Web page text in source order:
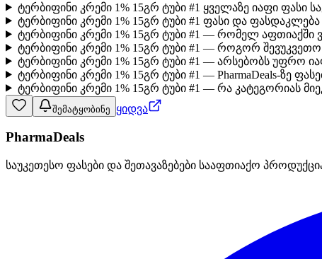
ტერბიფინი კრემი 1% 15გრ ტუბი #1 ყველაზე იაფი ფასი
ტერბიფინი კრემი 1% 15გრ ტუბი #1 ფასი და ფასდაკლება
ტერბიფინი კრემი 1% 15გრ ტუბი #1 — რომელ აფთიაქში
ტერბიფინი კრემი 1% 15გრ ტუბი #1 — როგორ
ტერბიფინი კრემი 1% 15გრ ტუბი #1 — არსებობს უფრო
ტერბიფინი კრემი 1% 15გრ ტუბი #1 — PharmaDeals-ზე
ტერბიფინი კრემი 1% 15გრ ტუბი #1 — რა კატეგორიას
შემატყობინე ყიდვა
PharmaDeals
საუკეთესო ფასები და შეთავაზებები სააფთიაქო